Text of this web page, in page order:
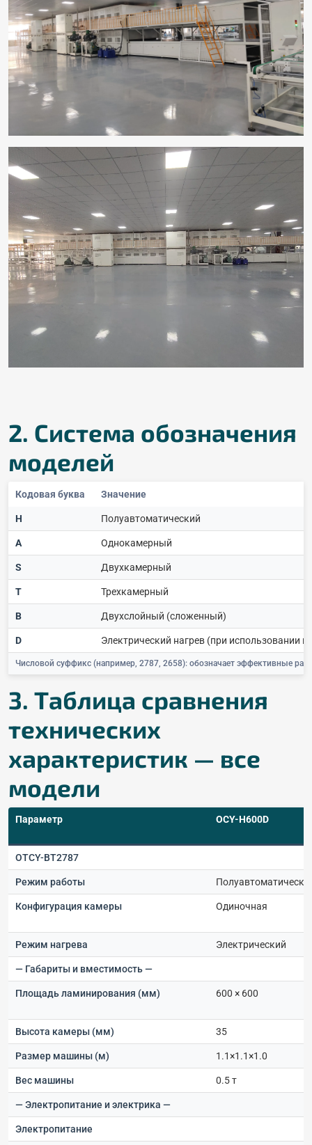
2. Система обозначения
моделей
Кодовая буква Значение
H Полуавтоматический
A Однокамерный
S Двухкамерный
T Трехкамерный
B Двухслойный (сложенный)
D Электрический нагрев (при использовании
Числовой суффикс (например, 2787, 2658): обозначает эффективные
3. Таблица сравнения
технических
характеристик — все
модели
Параметр OCY-H600D
OTCY-BT2787
Режим работы
Конфигурация камеры Одиночная
Режим нагрева Электрический
— Габариты и вместимость —
Площадь ламинирования (мм) 600 × 600
Высота камеры (мм) 35
Размер машины (м) 1.1×1.1×1.0
Вес машины 0.5 т
— Электропитание и электрика —
Электропитание